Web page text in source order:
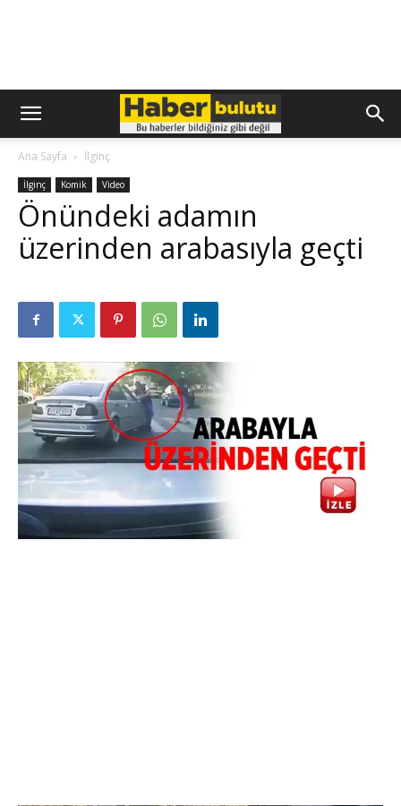
Ana Sayfa İlginç
İlginç Komik Video
Önündeki adamın
üzerinden arabasıyla geçti